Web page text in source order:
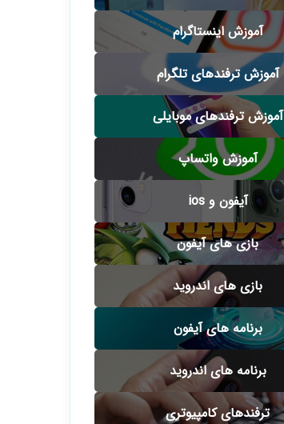
آموزش اینستاگرام
آموزش ترفندهای تلگرام
آموزش ترفندهای موبایلی
آموزش واتساپ
آیفون و ios
بازی های آیفون
بازی های اندروید
برنامه های آیفون
برنامه های اندروید
ترفندهای کامپیوتری